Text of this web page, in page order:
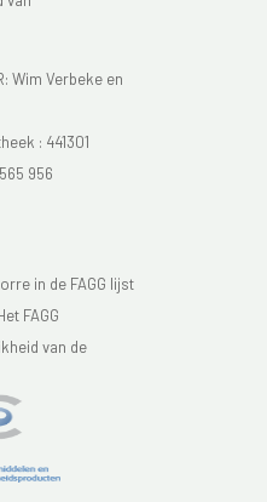
Wim Verbeke en
: 441301
956
in de FAGG lijst
FAGG
van de